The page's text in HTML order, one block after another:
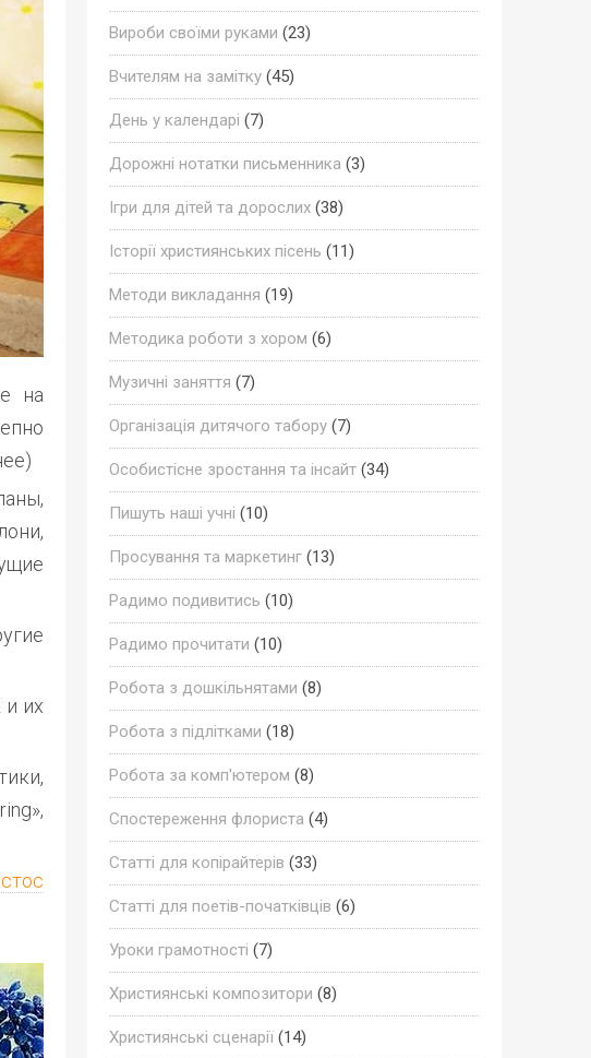
на
их
Вироби своїми руками (23)
Вчителям на замітку(45)
День у календарі (7)
Дорожні нотатки письменника (3)
Ігри для дітей та дорослих(38)
Історії християнських пісень (11)
Методи викладання (19)
Методика роботи з хором (6)
Музичні заняття (7)
Організація дитячого табору(7)
Особистісне зростання та інсайт(34)
Пишуть наші учні (10)
Просування та маркетинг(13)
Радимо подивитись (10)
Радимо прочитати (10)
Робота з дошкільнятами (8)
Робота з підлітками (18)
Робота за комп'ютером (8)
Спостереження флориста (4)
Статті для копірайтерів (33)
Статті для поетів-початківців (6)
Уроки грамотності (7)
Християнські композитори (8)
Християнські сценарії(14)